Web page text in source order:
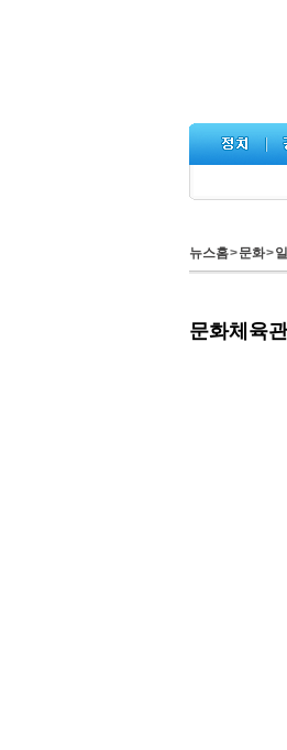
뉴스홈>문화>